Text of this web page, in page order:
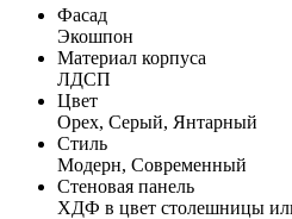
Фасад
Экошпон
Материал корпуса
ЛДСП
Цвет
Орех, Серый, Янтарный
Стиль
Модерн, Современный
Стеновая панель
ХДФ в цвет столешницы